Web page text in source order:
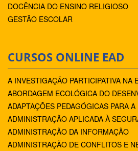
DOCÊNCIA DO ENSINO RELIGIOSO
GESTÃO ESCOLAR
CURSOS ONLINE EAD
A INVESTIGAÇÃO PARTICIPATIVA NA
ABORDAGEM ECOLÓGICA DO
ADAPTAÇÕES PEDAGÓGICAS PARA
ADMINISTRAÇÃO APLICADA À
ADMINISTRAÇÃO DA INFORMAÇÃO
ADMINISTRAÇÃO DE CONFLITOS E